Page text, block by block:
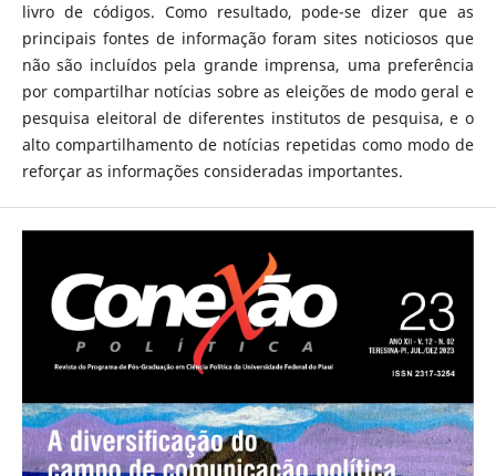
livro de códigos. Como resultado, pode-se dizer que as
principais fontes de informação foram sites noticiosos que
não são incluídos pela grande imprensa, uma preferência
por compartilhar notícias sobre as eleições de modo geral e
pesquisa eleitoral de diferentes institutos de pesquisa, e o
alto compartilhamento de notícias repetidas como modo de
reforçar as informações consideradas importantes.